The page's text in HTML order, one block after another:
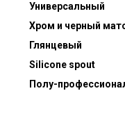
Универсальный
Хром и черный
Глянцевый
Silicone spout
Полу-